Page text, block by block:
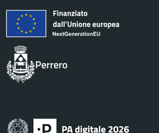
Perrero